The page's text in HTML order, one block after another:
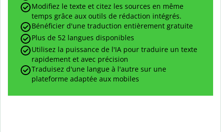
Modifiez le texte et citez les sources en même
temps grâce aux outils de rédaction intégrés.
Bénéficier d'une traduction entièrement gratuite
Plus de 52 langues disponibles
Utilisez la puissance de l'IA pour traduire un texte
rapidement et avec précision
Traduisez d'une langue à l'autre sur une
plateforme adaptée aux mobiles